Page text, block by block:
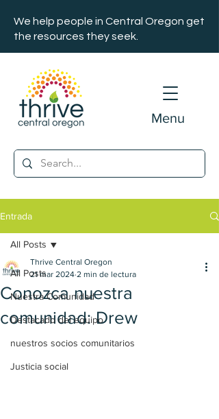
We help people in Central Oregon get
the resources they seek.
Menu
Entrada
All Posts
Nuestra Comunidad
Destacado del equipo
nuestros socios comunitarios
Justicia social
All Posts
Conozca nuestra
comunidad: Drew
Thrive Central Oregon
21 mar 2024 2 min de lectura